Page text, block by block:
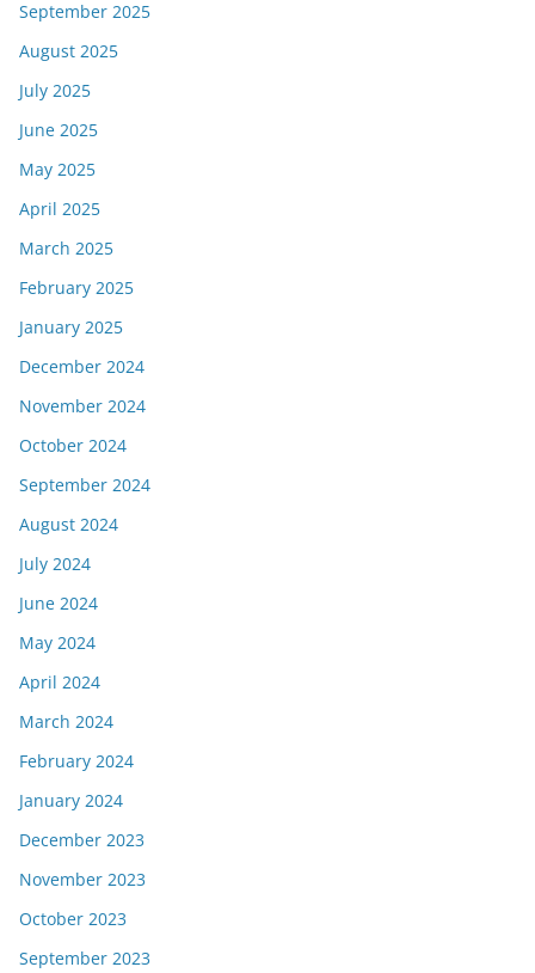
September 2025
August 2025
July 2025
June 2025
May 2025
April 2025
March 2025
February 2025
January 2025
December 2024
November 2024
October 2024
September 2024
August 2024
July 2024
June 2024
May 2024
April 2024
March 2024
February 2024
January 2024
December 2023
November 2023
October 2023
September 2023